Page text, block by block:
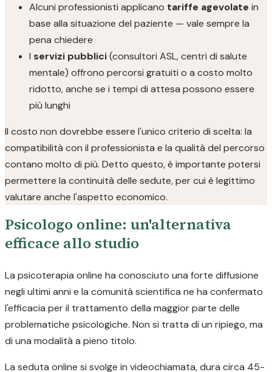
Alcuni professionisti applicano tariffe agevolate in
base alla situazione del paziente — vale sempre la
pena chiedere
I servizi pubblici(consultori ASL, centri di salute
mentale) offrono percorsi gratuiti o a costo molto
ridotto, anche se i tempi di attesa possono essere
più lunghi
Il costo non dovrebbe essere l'unico criterio di scelta: la
compatibilità con il professionista e la qualità del percorso
contano molto di più. Detto questo, è importante potersi
permettere la continuità delle sedute, per cui è legittimo
valutare anche l'aspetto economico.
Psicologo online: un'alternativa
efficace allo studio
La psicoterapia online ha conosciuto una forte diffusione
negli ultimi anni e la comunità scientifica ne ha confermato
l'efficacia per il trattamento della maggior parte delle
problematiche psicologiche. Non si tratta di un ripiego, ma
di una modalità a pieno titolo.
La seduta online si svolge in videochiamata, dura circa 45-